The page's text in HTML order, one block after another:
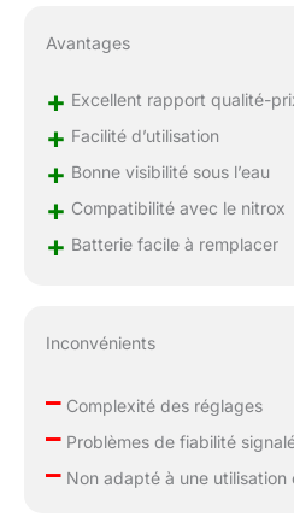
Avantages
+ Excellent rapport qualité-
+ Facilité d’utilisation
+ Bonne visibilité sous l’eau
+ Compatibilité avec le nitrox
+ Batterie facile à remplacer
Inconvénients
–Complexité des réglages
–Problèmes de fiabilité
–Non adapté à une utilisation